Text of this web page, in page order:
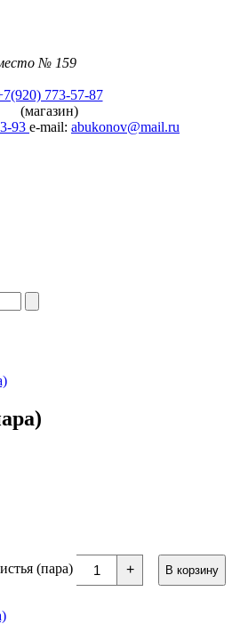
№ 159
773-57-87
(магазин)
93 e-mail: abukonov@mail.ru
(пара) + В корзину